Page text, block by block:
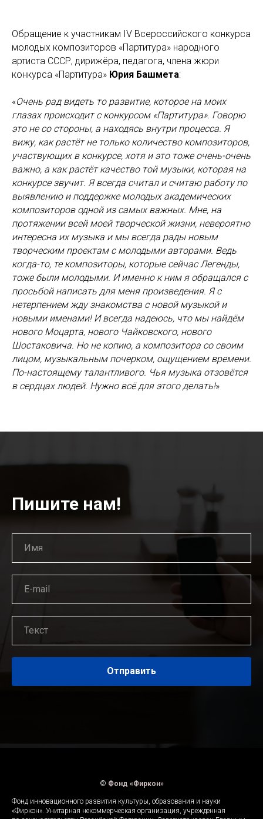
Обращение к участникам IV Всероссийского конкурса
молодых композиторов «Партитура» народного
артиста СССР, дирижёра, педагога, члена жюри
конкурса «Партитура» Юрия Башмета:
«Очень рад видеть то развитие, которое на моих
глазах происходит с конкурсом «Партитура». Говорю
это не со стороны, а находясь внутри процесса. Я
вижу, как растёт не только количество композиторов,
участвующих в конкурсе, хотя и это тоже очень-очень
важно, а как растёт качество той музыки, которая на
конкурсе звучит. Я всегда считал и считаю работу по
выявлению и поддержке молодых академических
композиторов одной из самых важных. Мне, на
протяжении всей моей творческой жизни, невероятно
интересна их музыка и мы всегда рады новым
творческим проектам с молодыми авторами. Ведь
когда-то, те композиторы, которые сейчас Легенды,
тоже были молодыми. И именно к ним я обращался с
просьбой написать для меня произведения. Я с
нетерпением жду знакомства с новой музыкой и
новыми именами! И всегда надеюсь, что мы найдём
нового Моцарта, нового Чайковского, нового
Шостаковича. Но не копию, а композитора со своим
лицом, музыкальным почерком, ощущением времени.
По-настоящему талантливого. Чья музыка отзовётся
в сердцах людей. Нужно всё для этого делать!»
Пишите нам!
Отправить
© Фонд «Фиркон»
Фонд инновационного развития культуры, образования и науки
«Фиркон». Унитарная некоммерческая организация, учрежденная